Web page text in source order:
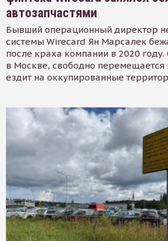
автозапчастями
Бывший операционный директор
системы Wirecard Ян Марсалек
после краха компании в 2020 году.
в Москве, свободно перемещается
ездит на оккупированные